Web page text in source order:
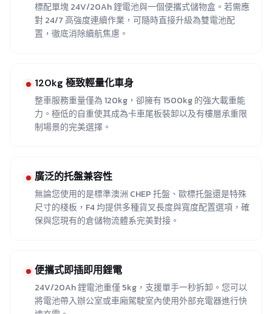
標配單塊 24V/20Ah 鋰電池與一個便攜式儲物盒。若需應
對 24/7 高強度連續作業，可隨時直接升級為雙電池配
置，徹底消除續航焦慮。
120kg 極致輕量化車身
整車服務重量僅為 120kg，卻擁有 1500kg 的強大載重能
力。極低的自重使其成為卡車尾板裝卸以及有樓層承重限
制場景的完美選擇。
廣泛的托盤兼容性
無論您使用的是標準澳洲 CHEP 托盤、歐標托盤還是特殊
尺寸的棧板，F4 均提供多種貨叉長度與寬度配置選項，確
保與您現有的倉儲物流體系完美對接。
便攜式即插即用鋰電
24V/20Ah 鋰電池重僅 5kg，支援單手一秒拆卸。您可以
將電池帶入辦公室或車廂駕駛室內使用外部充電器進行快